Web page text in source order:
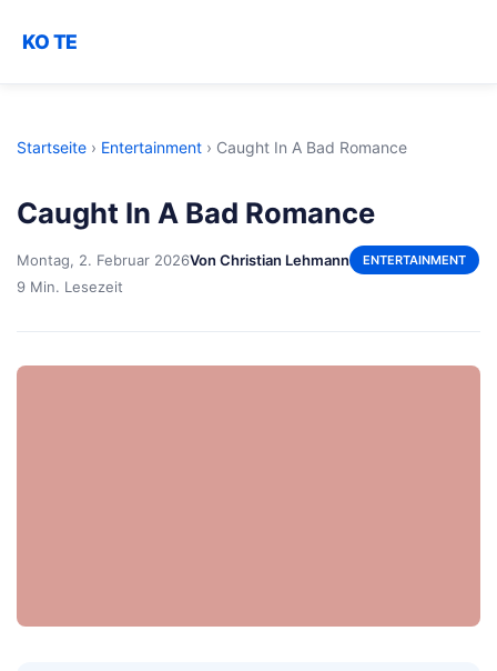
KO TE
Startseite › Entertainment › Caught In A Bad Romance
Caught In A Bad Romance
Montag, 2. Februar 2026Von Christian Lehmann ENTERTAINMENT
9 Min. Lesezeit